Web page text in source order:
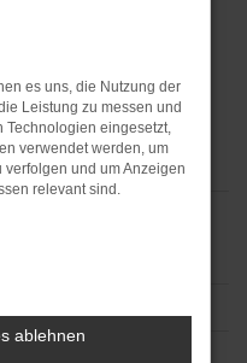
es uns, die Nutzung der
Leistung zu messen und
Technologien eingesetzt,
verwendet werden, um
und um Anzeigen
relevant sind.
ablehnen